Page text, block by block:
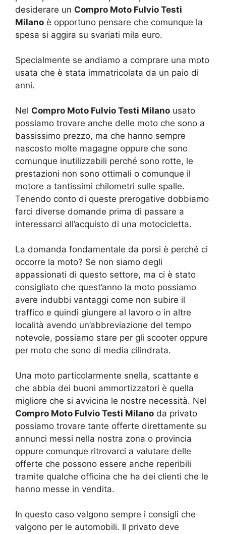
desiderare un Compro Moto Fulvio Testi
Milano è opportuno pensare che comunque la
spesa si aggira su svariati mila euro.
Specialmente se andiamo a comprare una moto
usata che è stata immatricolata da un paio di
anni.
Nel Compro Moto Fulvio Testi Milano usato
possiamo trovare anche delle moto che sono a
bassissimo prezzo, ma che hanno sempre
nascosto molte magagne oppure che sono
comunque inutilizzabili perché sono rotte, le
prestazioni non sono ottimali o comunque il
motore a tantissimi chilometri sulle spalle.
Tenendo conto di queste prerogative dobbiamo
farci diverse domande prima di passare a
interessarci all’acquisto di una motocicletta.
La domanda fondamentale da porsi è perché ci
occorre la moto? Se non siamo degli
appassionati di questo settore, ma ci è stato
consigliato che quest’anno la moto possiamo
avere indubbi vantaggi come non subire il
traffico e quindi giungere al lavoro o in altre
località avendo un’abbreviazione del tempo
notevole, possiamo stare per gli scooter oppure
per moto che sono di media cilindrata.
Una moto particolarmente snella, scattante e
che abbia dei buoni ammortizzatori è quella
migliore che si avvicina le nostre necessità. Nel
Compro Moto Fulvio Testi Milano da privato
possiamo trovare tante offerte direttamente su
annunci messi nella nostra zona o provincia
oppure comunque ritrovarci a valutare delle
offerte che possono essere anche reperibili
tramite qualche officina che ha dei clienti che le
hanno messe in vendita.
In questo caso valgono sempre i consigli che
valgono per le automobili. Il privato deve